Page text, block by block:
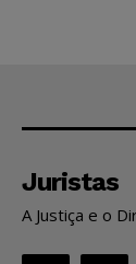
Juristas
A Justiça e o